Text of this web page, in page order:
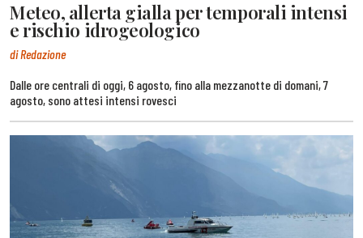
Meteo, allerta gialla per temporali intensi
e rischio idrogeologico
di Redazione
Dalle ore centrali di oggi, 6 agosto, fino alla mezzanotte di domani, 7
agosto, sono attesi intensi rovesci